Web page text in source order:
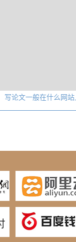
写论文一般在什么网站